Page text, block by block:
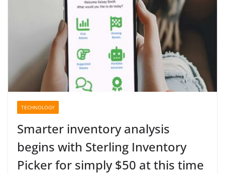
TECHNOLOGY
Smarter inventory analysis
begins with Sterling Inventory
Picker for simply $50 at this time